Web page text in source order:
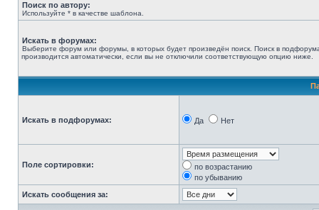
Поиск по автору:
Используйте * в качестве шаблона.
Искать в форумах:
Выберите форум или форумы, в которых будет произведён поиск. Поиск в
производится автоматически, если вы не отключили соответствующую опцию ниже.
Искать в подфорумах: Да Нет
Поле сортировки:
по возрастанию
по убыванию
Искать сообщения за: